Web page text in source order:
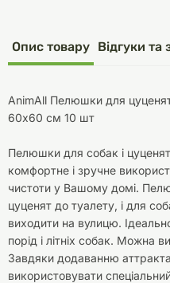
Опис товару Відгуки та
AnimAll Пелюшки для
60х60 см 10 шт
Пелюшки для собак і
комфортне і зручне
чистоти у Вашому домі.
цуценят до туалету, і для
виходити на вулицю.
порід і літніх собак. Можна
Завдяки додаванню
використовувати